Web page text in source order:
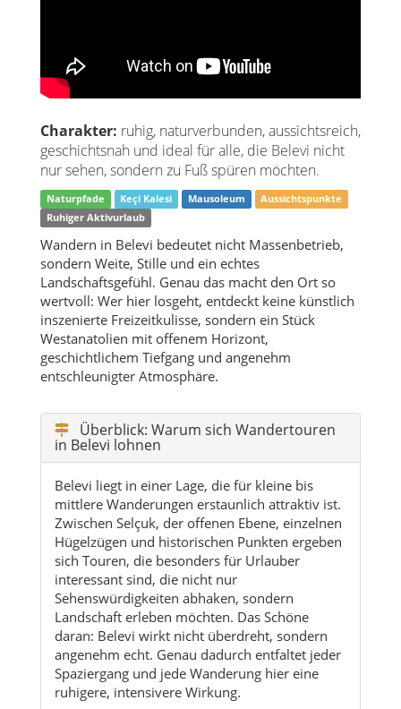
Charakter: ruhig, naturverbunden, aussichtsreich,
geschichtsnah und ideal für alle, die Belevi nicht
nur sehen, sondern zu Fuß spüren möchten.
Naturpfade Keçi Kalesi Mausoleum
Aussichtspunkte
Ruhiger Aktivurlaub
Wandern in Belevi bedeutet nicht Massenbetrieb,
sondern Weite, Stille und ein echtes
Landschaftsgefühl. Genau das macht den Ort so
wertvoll: Wer hier losgeht, entdeckt keine künstlich
inszenierte Freizeitkulisse, sondern ein Stück
Westanatolien mit offenem Horizont,
geschichtlichem Tiefgang und angenehm
entschleunigter Atmosphäre.
Überblick: Warum sich Wandertouren
in Belevi lohnen
Belevi liegt in einer Lage, die für kleine bis
mittlere Wanderungen erstaunlich attraktiv ist.
Zwischen Selçuk, der offenen Ebene, einzelnen
Hügelzügen und historischen Punkten ergeben
sich Touren, die besonders für Urlauber
interessant sind, die nicht nur
Sehenswürdigkeiten abhaken, sondern
Landschaft erleben möchten. Das Schöne
daran: Belevi wirkt nicht überdreht, sondern
angenehm echt. Genau dadurch entfaltet jeder
Spaziergang und jede Wanderung hier eine
ruhigere, intensivere Wirkung.